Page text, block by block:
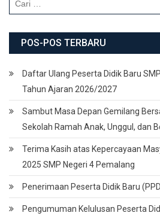
POS-POS TERBARU
Daftar Ulang Peserta Didik Baru
Tahun Ajaran 2026/2027
Sambut Masa Depan Gemilang
Sekolah Ramah Anak, Unggul, dan
Terima Kasih atas Kepercayaan
2025 SMP Negeri 4 Pemalang
Penerimaan Peserta Didik Baru
Pengumuman Kelulusan Peserta